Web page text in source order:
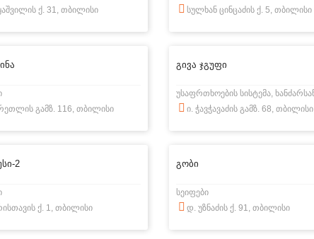
ქ. 31, თბილისი
სულხან ცინცაძის ქ. 5, თბილისი
გამზ. 116, თბილისი
გივა ჯგუფი
ი. ჭავჭავაძის გამზ. 68, თბილისი
2
ქ. 1, თბილისი
გობი
სეიფები
დ. უზნაძის ქ. 91, თბილისი